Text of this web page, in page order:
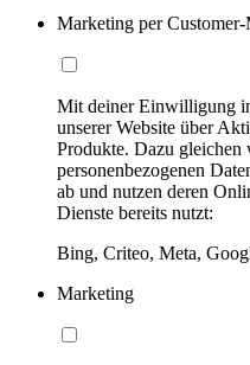
Marketing per Customer-
Mit deiner Einwilligung
unserer Website über
Produkte. Dazu gleichen
personenbezogenen
ab und nutzen deren
Dienste bereits nutzt:
Bing, Criteo, Meta,
Marketing